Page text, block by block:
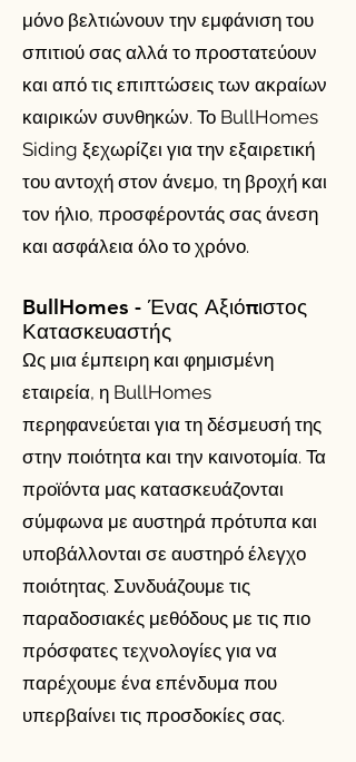
μόνο βελτιώνουν την εμφάνιση του
σπιτιού σας αλλά το προστατεύουν
και από τις επιπτώσεις των ακραίων
καιρικών συνθηκών. Το BullHomes
Siding ξεχωρίζει για την εξαιρετική
του αντοχή στον άνεμο, τη βροχή και
τον ήλιο, προσφέροντάς σας άνεση
και ασφάλεια όλο το χρόνο.
BullHomes - Ένας Αξιόπιστος
Κατασκευαστής
Ως μια έμπειρη και φημισμένη
εταιρεία, η BullHomes
περηφανεύεται για τη δέσμευσή της
στην ποιότητα και την καινοτομία. Τα
προϊόντα μας κατασκευάζονται
σύμφωνα με αυστηρά πρότυπα και
υποβάλλονται σε αυστηρό έλεγχο
ποιότητας. Συνδυάζουμε τις
παραδοσιακές μεθόδους με τις πιο
πρόσφατες τεχνολογίες για να
παρέχουμε ένα επένδυμα που
υπερβαίνει τις προσδοκίες σας.